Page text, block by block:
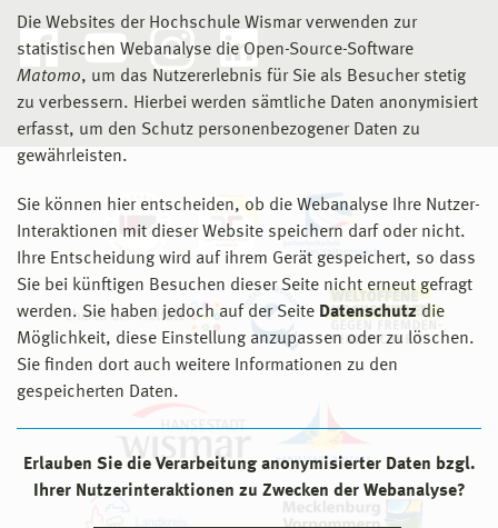
Die Websites der Hochschule Wismar verwenden zur
statistischen Webanalyse die Open-Source-Software
Matomo, um das Nutzererlebnis für Sie als Besucher stetig
zu verbessern. Hierbei werden sämtliche Daten anonymisiert
erfasst, um den Schutz personenbezogener Daten zu
gewährleisten.
Sie können hier entscheiden, ob die Webanalyse Ihre Nutzer-
Interaktionen mit dieser Website speichern darf oder nicht.
Ihre Entscheidung wird auf ihrem Gerät gespeichert, so dass
Sie bei künftigen Besuchen dieser Seite nicht erneut gefragt
werden. Sie haben jedoch auf der Seite Datenschutz die
Möglichkeit, diese Einstellung anzupassen oder zu löschen.
Sie finden dort auch weitere Informationen zu den
gespeicherten Daten.
Erlauben Sie die Verarbeitung anonymisierter Daten bzgl.
Ihrer Nutzerinteraktionen zu Zwecken der Webanalyse?